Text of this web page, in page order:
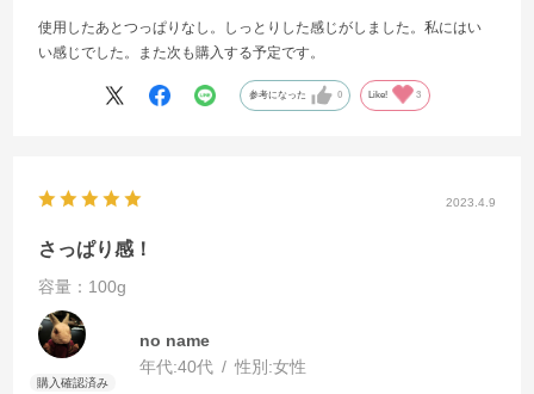
使用したあとつっぱりなし。しっとりした感じがしました。私にはい
い感じでした。また次も購入する予定です。
参考になった 0 Like! 3
2023.4.9
さっぱり感！
容量：100g
no name
年代:40代 性別:女性